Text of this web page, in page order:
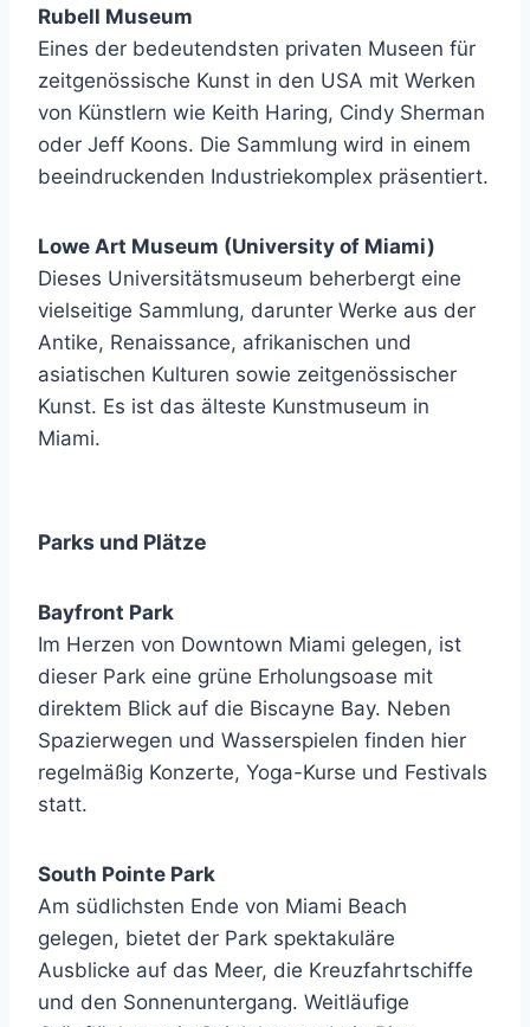
Rubell Museum
Eines der bedeutendsten privaten Museen für
zeitgenössische Kunst in den USA mit Werken
von Künstlern wie Keith Haring, Cindy Sherman
oder Jeff Koons. Die Sammlung wird in einem
beeindruckenden Industriekomplex präsentiert.
Lowe Art Museum (University of Miami)
Dieses Universitätsmuseum beherbergt eine
vielseitige Sammlung, darunter Werke aus der
Antike, Renaissance, afrikanischen und
asiatischen Kulturen sowie zeitgenössischer
Kunst. Es ist das älteste Kunstmuseum in
Miami.
Parks und Plätze
Bayfront Park
Im Herzen von Downtown Miami gelegen, ist
dieser Park eine grüne Erholungsoase mit
direktem Blick auf die Biscayne Bay. Neben
Spazierwegen und Wasserspielen finden hier
regelmäßig Konzerte, Yoga-Kurse und Festivals
statt.
South Pointe Park
Am südlichsten Ende von Miami Beach
gelegen, bietet der Park spektakuläre
Ausblicke auf das Meer, die Kreuzfahrtschiffe
und den Sonnenuntergang. Weitläufige